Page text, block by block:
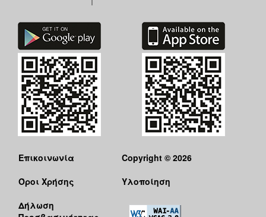
Επικοινωνία
Όροι Χρήσης
Δήλωση
Copyright © 2026
Υλοποίηση